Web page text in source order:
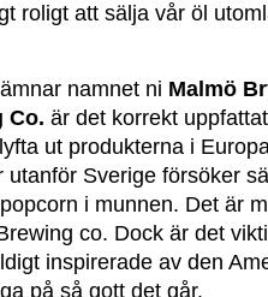
roligt att sälja vår öl
namnet ni Malmö
Co. är det korrekt
ut produkterna i
utanför Sverige försöker
i munnen. Det är
co. Dock är det
inspirerade av den
på så gott det går.